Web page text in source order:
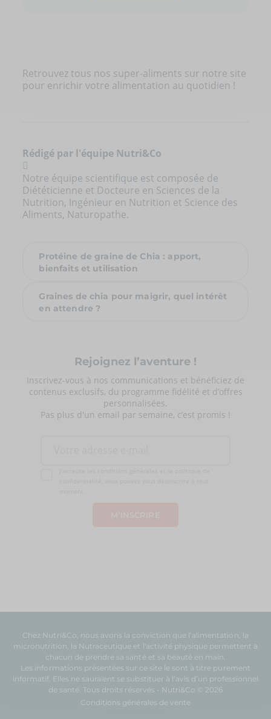
Retrouvez tous nos super-aliments sur notre site
pour enrichir votre alimentation au quotidien !
Rédigé par l'équipe Nutri&Co
Notre équipe scientifique est composée de
Diététicienne et Docteure en Sciences de la
Nutrition, Ingénieur en Nutrition et Science des
Aliments, Naturopathe.
Protéine de graine de Chia : apport,
bienfaits et utilisation
Graines de chia pour maigrir, quel intérêt
en attendre ?
Rejoignez l’aventure !
Inscrivez-vous à nos communications et bénéficiez de
contenus exclusifs, du programme fidélité et d’offres
personnalisées.
Pas plus d'un email par semaine, c’est promis !
Chez Nutri&Co, nous avons la conviction que l’alimentation , la
micronutrition , la Nutraceutique et l' activité physiquepermettent à
chacun de prendre sa santéet sa beautéen main.
Les informations présentées sur ce site le sont à titre purement
informatif. Elles ne sauraient se substituer à l’avis d’un professionnel
de santé. Tous droits réservés - Nutri&Co © 2026
Conditions générales de vente